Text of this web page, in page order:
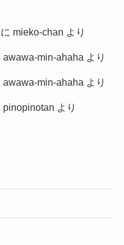
に mieko-chan より
awawa-min-ahaha より
awawa-min-ahaha より
pinopinotan より